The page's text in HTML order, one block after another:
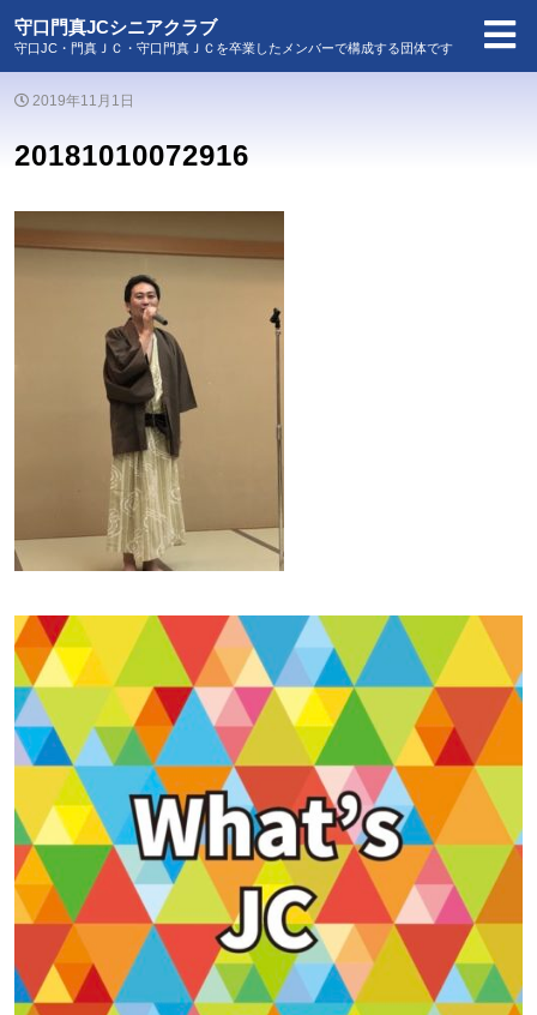
守口門真JCシニアクラブ
守口JC・門真ＪＣ・守口門真ＪＣを卒業したメンバーで構成する団体です
2019年11月1日
20181010072916